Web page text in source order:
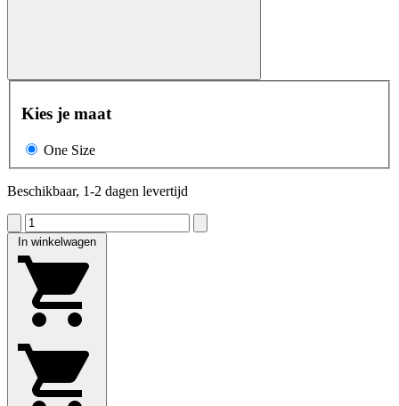
Kies je maat
One Size
Beschikbaar, 1-2 dagen levertijd
In winkelwagen